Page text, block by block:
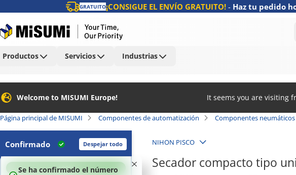
GRATUITO¡CONSIGUE EL ENVÍO GRATUITO!- Haz tu pedido
Productos Servicios Industrias
Welcome to MISUMI Europe! It seems you are visiting
Página principal de MISUMI Componentes de automatización Componentes neumáticos
Confirmado Despejar todo
100%
Se ha confirmado el número
NIHON PISCO
Secador compacto tipo